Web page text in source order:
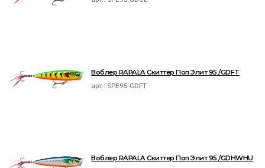
Воблер RAPALA Скиттер Поп Элит 95 /GDFT
арт.: SPE95-GDFT
Воблер RAPALA Скиттер Поп Элит 95 /GDHWHU